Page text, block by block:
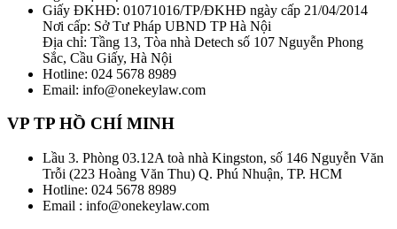
Giấy ĐKHĐ: 01071016/TP/ĐKHĐ ngày cấp 21/04/2014
Nơi cấp: Sở Tư Pháp UBND TP Hà Nội
Địa chỉ: Tầng 13, Tòa nhà Detech số 107 Nguyễn Phong
Sắc, Cầu Giấy, Hà Nội
Hotline: 024 5678 8989
Email: info@onekeylaw.com
VP TP HỒ CHÍ MINH
Lầu 3. Phòng 03.12A toà nhà Kingston, số 146 Nguyễn Văn
Trỗi (223 Hoàng Văn Thu) Q. Phú Nhuận, TP. HCM
Hotline: 024 5678 8989
Email : info@onekeylaw.com